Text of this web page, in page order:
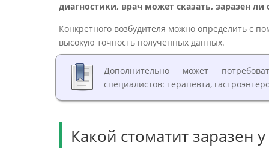
диагностики, врач может сказать, заразен ли
Конкретного возбудителя можно определить с
высокую точность полученных данных.
Дополнительно может
специалистов: терапевта,
Какой стоматит заразен